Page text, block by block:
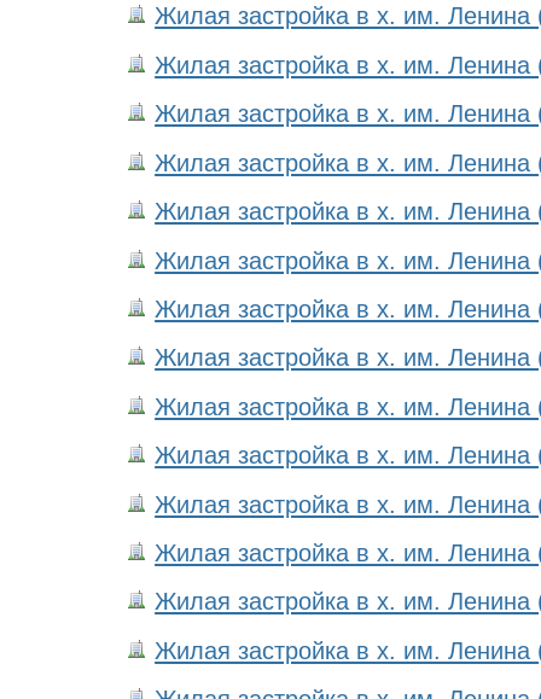
Жилая застройка в х. им. Ленина
Жилая застройка в х. им. Ленина
Жилая застройка в х. им. Ленина
Жилая застройка в х. им. Ленина
Жилая застройка в х. им. Ленина
Жилая застройка в х. им. Ленина
Жилая застройка в х. им. Ленина
Жилая застройка в х. им. Ленина
Жилая застройка в х. им. Ленина
Жилая застройка в х. им. Ленина
Жилая застройка в х. им. Ленина
Жилая застройка в х. им. Ленина
Жилая застройка в х. им. Ленина
Жилая застройка в х. им. Ленина